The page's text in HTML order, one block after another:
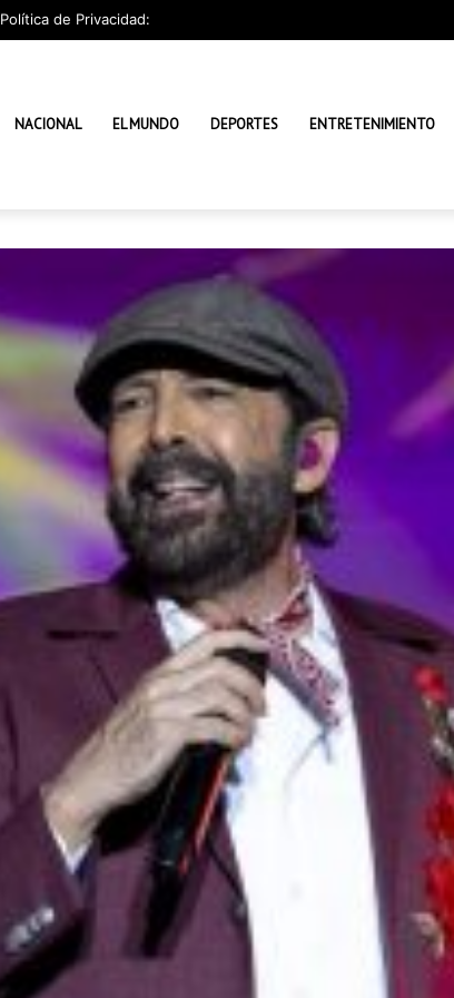
Política de Privacidad:
NACIONAL EL MUNDO DEPORTES ENTRETENIMIENTO